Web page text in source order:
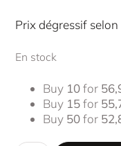
Prix dégressif
En stock
Buy 10for
Buy 15for
Buy 50for